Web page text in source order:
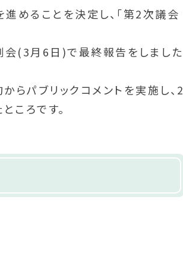
めることを決定し、「第2次議会
会(3月6日)で最終報告をしました
らパブリックコメントを実施し、2
ころです。